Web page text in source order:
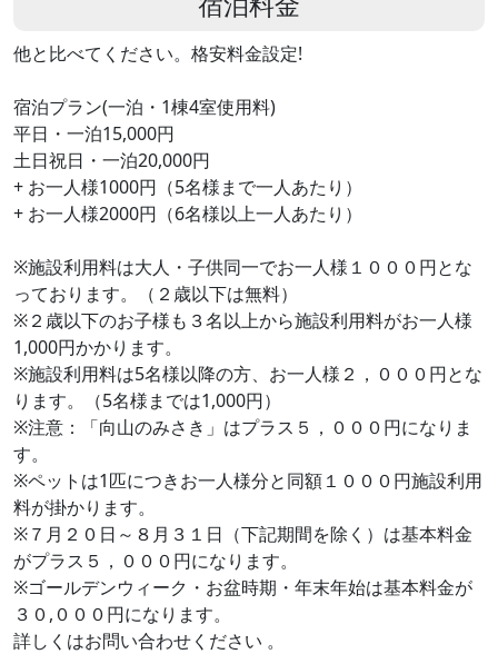
他と比べてください。格安料金設定!
宿泊プラン(一泊・1棟4室使用料)
平日・一泊15,000円
土日祝日・一泊20,000円
+ お一人様1000円（5名様まで一人あたり）
+ お一人様2000円（6名様以上一人あたり）
※施設利用料は大人・子供同一でお一人様１０００円とな
っております。（２歳以下は無料）
※２歳以下のお子様も３名以上から施設利用料がお一人様
1,000円かかります。
※施設利用料は5名様以降の方、お一人様２，０００円とな
ります。（5名様までは1,000円）
※注意：「向山のみさき」はプラス５，０００円になりま
す。
※ペットは1匹につきお一人様分と同額１０００円施設利用
料が掛かります。
※７月２０日～８月３１日（下記期間を除く）は基本料金
がプラス５，０００円になります。
※ゴールデンウィーク・お盆時期・年末年始は基本料金が
３０,０００円になります。
詳しくはお問い合わせください 。